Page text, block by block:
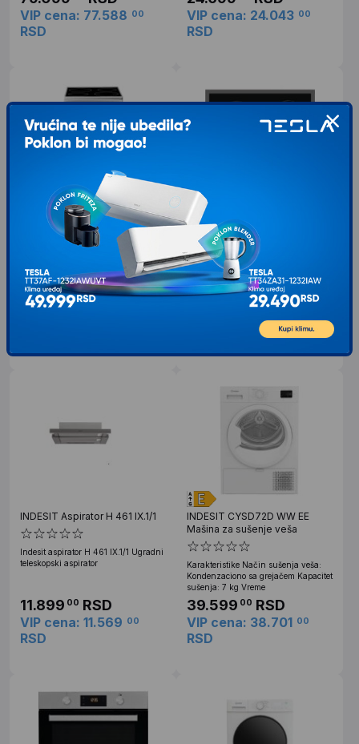
VIP cena: 77.588 00
RSD
VIP cena: 24.043 00
RSD
INDESIT IS5V8CHX/E Električni
šporet
Model IS5V8CHX/E Tip ploče
Staklokeramička ploča Energetska
klasa A Ostalo Vrsta rerne:
Multifunkcionalna Zapremina
INDESIT RI261X
Model RI261X Tip ploce Ugradna
nezavisna ploča Energetska klasa F
Broj grejnih zona 4 Ostalo Snaga
6200 W; Sigurnosni
23.599 00RSD
VIP cena: 22.967
INDESIT Aspirator H 461 IX.1/1
Indesit aspirator H 461 IX.1/1 Ugradni
teleskopski aspirator
11.899 00 RSD
VIP cena: 11.569 00
RSD
INDESIT CYSD72D WW EE
Mašina za sušenje veša
Karakteristike Način sušenja veša:
Kondenzaciono sa grejačem Kapacitet
sušenja: 7 kg Vreme
39.599 00 RSD
VIP cena: 38.701 00
RSD